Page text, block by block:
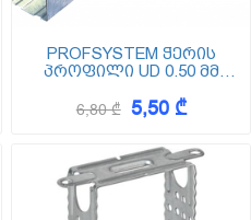
PROFSYSTEM ჭერის
პროფილი UD 0.50 მმ
6,80 ₾ 5,50 ₾